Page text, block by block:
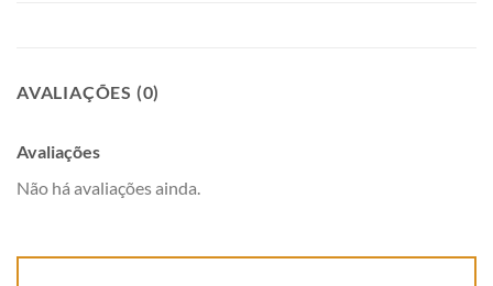
AVALIAÇÕES (0)
Avaliações
Não há avaliações ainda.